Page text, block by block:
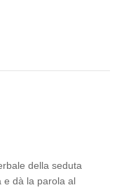
della seduta
e dà la parola al